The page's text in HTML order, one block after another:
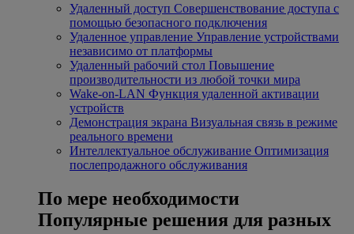
Удаленный доступ Совершенствование доступа с
помощью безопасного подключения
Удаленное управление Управление устройствами
независимо от платформы
Удаленный рабочий стол Повышение
производительности из любой точки мира
Wake-on-LAN Функция удаленной активации
устройств
Демонстрация экрана Визуальная связь в режиме
реального времени
Интеллектуальное обслуживание Оптимизация
послепродажного обслуживания
По мере необходимости
Популярные решения для разных